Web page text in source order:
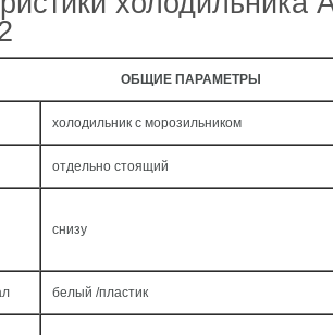
ОБЩИЕ ПАРАМЕТРЫ
холодильник с морозильником
отдельно стоящий
снизу
белый /пластик